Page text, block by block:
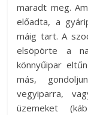
maradt meg.
előadta, a
máig tart. A
elsöpörte a
könnyűipar
más,
vegyiparra,
üzemeket